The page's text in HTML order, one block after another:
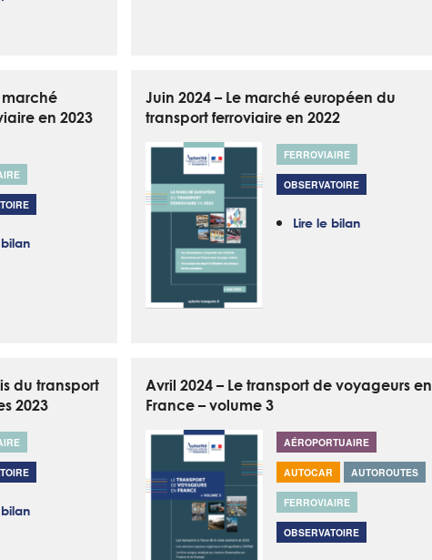
marché
en 2023
bilan
Juin 2024 – Le marché européen du
transport ferroviaire en 2022
FERROVIAIRE
OBSERVATOIRE
Lire le bilan
du transport
2023
bilan
Avril 2024 – Le transport de voyageurs en
France – volume 3
AÉROPORTUAIRE
AUTOCAR AUTOROUTES
FERROVIAIRE
OBSERVATOIRE